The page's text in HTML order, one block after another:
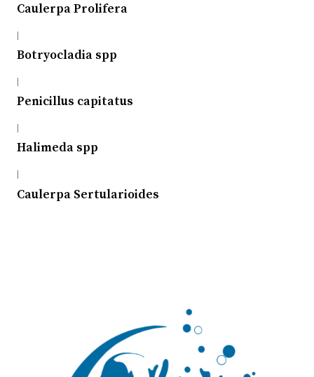
Caulerpa Prolifera
|
Botryocladia spp
|
Penicillus capitatus
|
Halimeda spp
|
Caulerpa Sertularioides